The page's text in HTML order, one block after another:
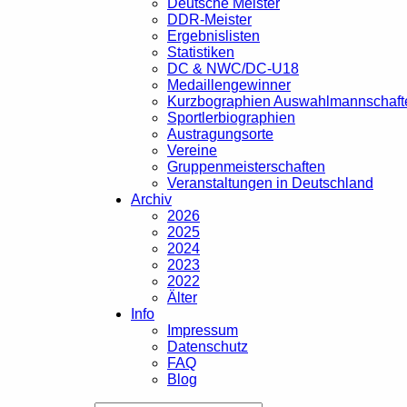
Deutsche Meister
DDR-Meister
Ergebnislisten
Statistiken
DC & NWC/DC-U18
Medaillengewinner
Kurzbographien
Sportlerbiographien
Austragungsorte
Vereine
Gruppenmeisterschaften
Veranstaltungen in Deutschland
Archiv
2026
2025
2024
2023
2022
Älter
Info
Impressum
Datenschutz
FAQ
Blog